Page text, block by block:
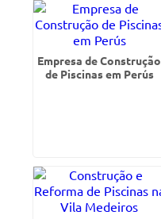
Empresa de Construção
de Piscinas em Perús